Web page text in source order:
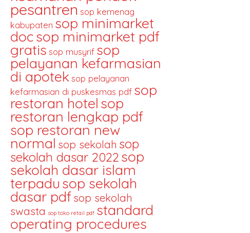
pesantren sop kemenag
kabupaten sop minimarket
docsop minimarket pdf
gratis sop musyrif sop
pelayanan kefarmasian
di apotek sop pelayanan
kefarmasian di puskesmas pdf sop
restoran hotel sop
restoran lengkap pdf
sop restoran new
normal sop sekolah sop
sekolah dasar 2022 sop
sekolah dasar islam
terpadu sop sekolah
dasar pdf sop sekolah
swasta sop toko retail pdf standard
operating procedures